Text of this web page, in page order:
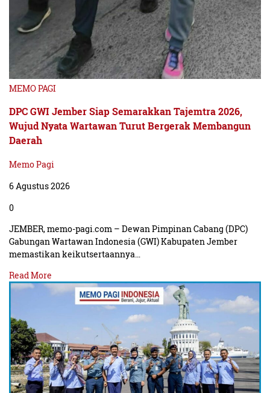
MEMO PAGI
DPC GWI Jember Siap Semarakkan Tajemtra 2026,
Wujud Nyata Wartawan Turut Bergerak Membangun
Daerah
Memo Pagi
6 Agustus 2026
0
JEMBER, memo-pagi.com – Dewan Pimpinan Cabang (DPC)
Gabungan Wartawan Indonesia (GWI) Kabupaten Jember
memastikan keikutsertaannya…
Read More